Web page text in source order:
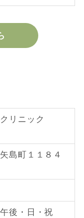
リニック
島町１１８４
後・日・祝